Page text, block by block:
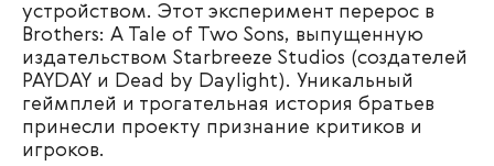
устройством. Этот эксперимент перерос в
Brothers: A Tale of Two Sons, выпущенную
издательством Starbreeze Studios (создателей
PAYDAY и Dead by Daylight). Уникальный
геймплей и трогательная история братьев
принесли проекту признание критиков и
игроков.